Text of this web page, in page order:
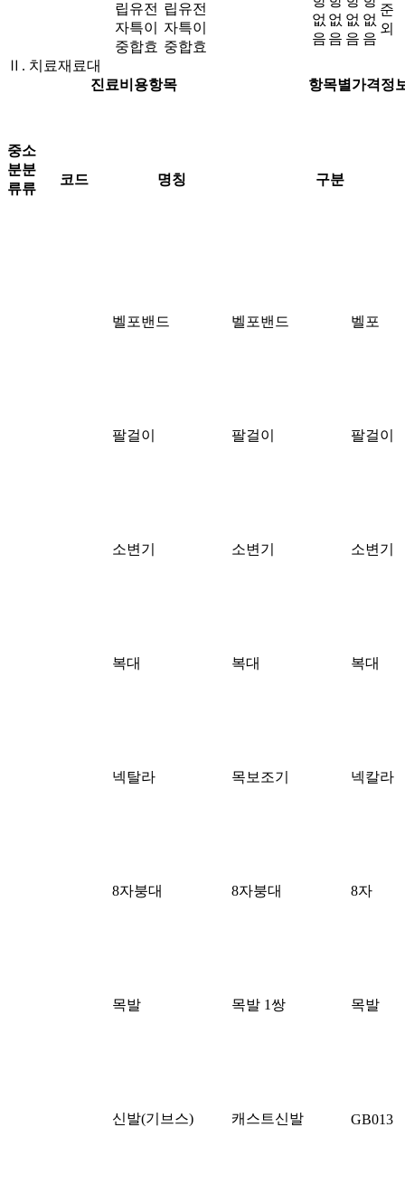
립유전
자특이
중합효
립유전
자특이
중합효
없
음
없
음
없
음
없
음
준
외
Ⅱ. 치료재료대
중
분
류
소
분
류
진료비용항목 항목별가격정
코드 명칭 구분
벨포밴드 벨포밴드 벨포
팔걸이 팔걸이 팔걸이
소변기 소변기 소변기
복대 복대 복대
넥탈라 목보조기 넥칼라
8자붕대 8자붕대 8자
목발 목발 1쌍 목발
신발(기브스) 캐스트신발 GB013